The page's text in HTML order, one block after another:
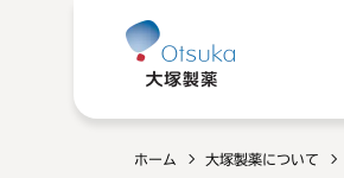
ホーム 大塚製薬について